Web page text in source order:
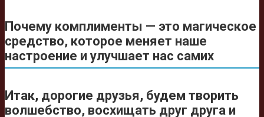
Почему комплименты — это магическое
средство, которое меняет наше
настроение и улучшает нас самих
Итак, дорогие друзья, будем творить
волшебство, восхищать друг друга и